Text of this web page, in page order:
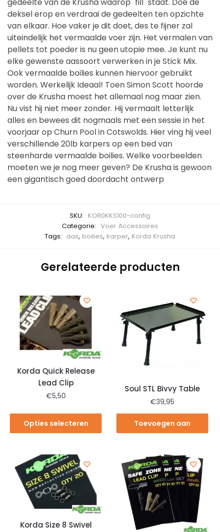
deksel erop en verdraai de gedeelten ten opzichte
van elkaar. Hoe vaker je dit doet, des te fijner zal
uiteindelijk het vermaalde voer zijn. Het vermalen van
pellets tot poeder is nu geen utopie mee. Je kunt nu
elke gewenste aassoort verwerken in je Stick Mix.
Ook vermaalde boilies kunnen hiervoor gebruikt
worden. Werkelijk Ideaal! Toen Simon Scott hoorde
over de Krusha moest het allemaal nog maar zien.
Nu vist hij niet meer zonder. Hij vermaalt letterlijk
alles en bewees dit nogmaals met een sessie in het
voorjaar op Churn Pool in Cotswolds. Hier ving hij veel
verschillende 20lb karpers op een bed van
steenharde vermaalde boilies. Welke voorbeelden
moeten we je nog meer geven? De Krusha is gewoon
een gigantisch goed doordacht ontwerp
SKU: KOR0KKS100-config
Categorie: Voer Accessoires
Tags: aas, boilies, karper, Korda Krusha
Gerelateerde producten
Korda Quick Release
Lead Clip
€5,50
Opties selecteren
Soul STL Bivvy Table
€39,95
Toevoegen aan
Korda Size 8 Swivel